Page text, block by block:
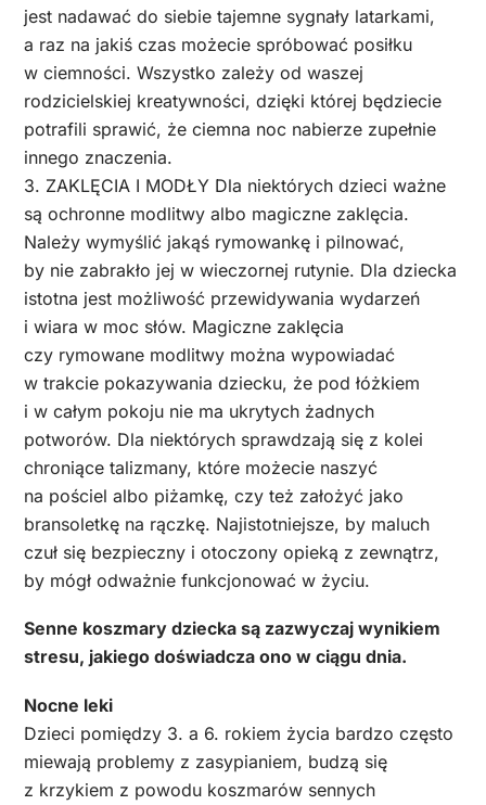
jest nadawać do siebie tajemne sygnały latarkami,
a raz na jakiś czas możecie spróbować posiłku
w ciemności. Wszystko zależy od waszej
rodzicielskiej kreatywności, dzięki której będziecie
potrafili sprawić, że ciemna noc nabierze zupełnie
innego znaczenia.
3. ZAKLĘCIA I MODŁY Dla niektórych dzieci ważne
są ochronne modlitwy albo magiczne zaklęcia.
Należy wymyślić jakąś rymowankę i pilnować,
by nie zabrakło jej w wieczornej rutynie. Dla dziecka
istotna jest możliwość przewidywania wydarzeń
i wiara w moc słów. Magiczne zaklęcia
czy rymowane modlitwy można wypowiadać
w trakcie pokazywania dziecku, że pod łóżkiem
i w całym pokoju nie ma ukrytych żadnych
potworów. Dla niektórych sprawdzają się z kolei
chroniące talizmany, które możecie naszyć
na pościel albo piżamkę, czy też założyć jako
bransoletkę na rączkę. Najistotniejsze, by maluch
czuł się bezpieczny i otoczony opieką z zewnątrz,
by mógł odważnie funkcjonować w życiu.
Senne koszmary dziecka są zazwyczaj wynikiem
stresu, jakiego doświadcza ono w ciągu dnia.
Nocne leki
Dzieci pomiędzy 3. a 6. rokiem życia bardzo często
miewają problemy z zasypianiem, budzą się
z krzykiem z powodu koszmarów sennych